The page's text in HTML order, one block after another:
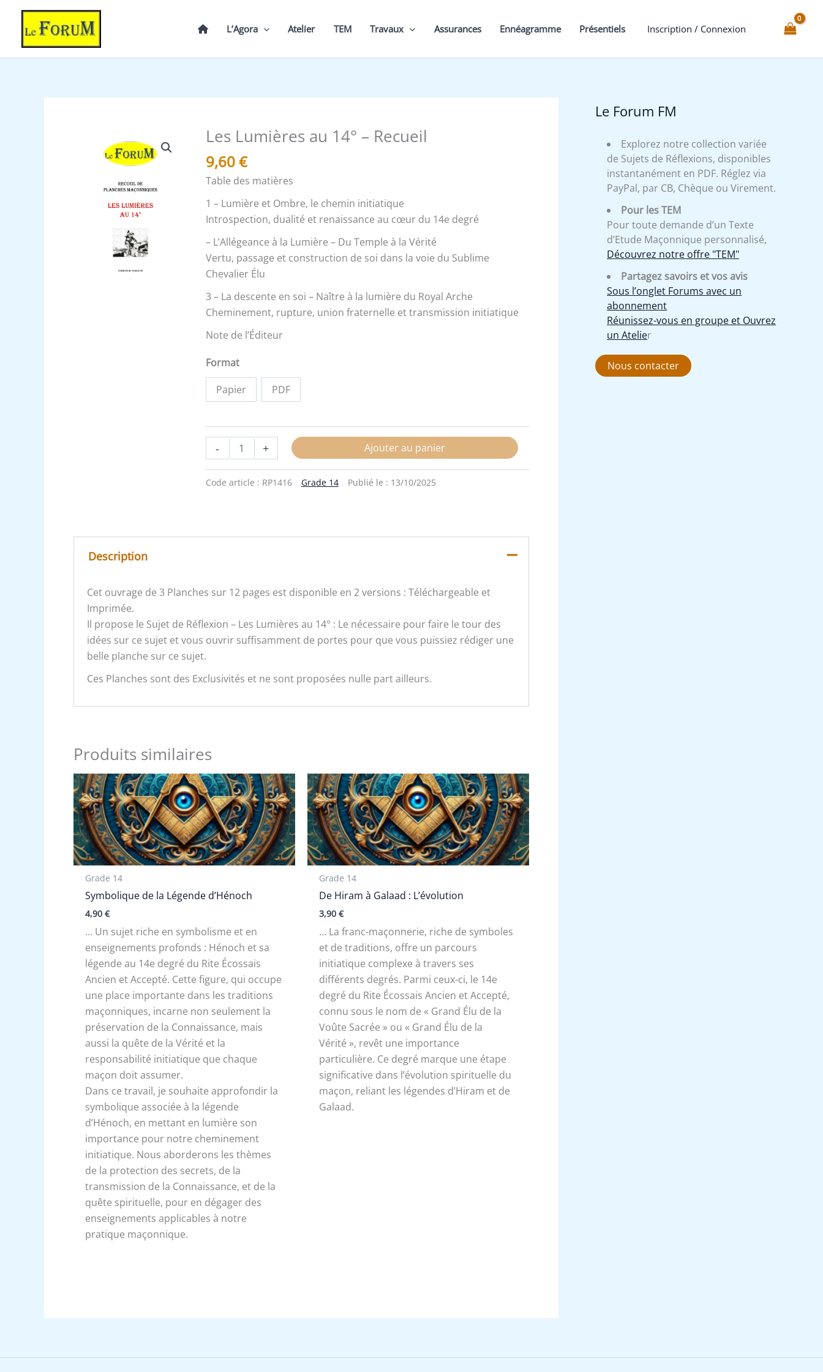
contenu
L’Agora Atelier TEM Travaux Assurances Ennéagramme Présentiels Inscription / Connexion
Les Lumières au 14° – Recueil
9,60€
Table des matières
1 – Lumière et Ombre, le chemin initiatique
Introspection, dualité et renaissance au cœur du 14e degré
– L’Allégeance à la Lumière – Du Temple à la Vérité
Vertu, passage et construction de soi dans la voie du Sublime
Chevalier Élu
3 – La descente en soi – Naître à la lumière du Royal Arche
Cheminement, rupture, union fraternelle et transmission initiatique
Note de l’Éditeur
Format
Papier PDF
-
quantité
Les
Lumières
au
14°
Recueil
+ Ajouter au panier
Code article : RP1416 Grade 14 Publié le : 13/10/2025
Description
Cet ouvrage de 3 Planches sur 12 pages est disponible en 2 versions : Téléchargeable et
Imprimée.
Il propose le Sujet de Réflexion – Les Lumières au 14° : Le nécessaire pour faire le tour des
idées sur ce sujet et vous ouvrir suffisamment de portes pour que vous puissiez rédiger une
belle planche sur ce sujet.
Ces Planches sont des Exclusivités et ne sont proposées nulle part ailleurs.
Produits similaires
Grade 14
Symbolique de la Légende d’Hénoch
4,90€
… Un sujet riche en symbolisme et en
enseignements profonds : Hénoch et sa
légende au 14e degré du Rite Écossais
Ancien et Accepté. Cette figure, qui occupe
une place importante dans les traditions
maçonniques, incarne non seulement la
préservation de la Connaissance, mais
aussi la quête de la Vérité et la
responsabilité initiatique que chaque
maçon doit assumer.
Dans ce travail, je souhaite approfondir la
symbolique associée à la légende
d’Hénoch, en mettant en lumière son
importance pour notre cheminement
initiatique. Nous aborderons les thèmes
de la protection des secrets, de la
transmission de la Connaissance, et de la
quête spirituelle, pour en dégager des
enseignements applicables à notre
pratique maçonnique.
Grade 14
De Hiram à Galaad : L’évolution
3,90€
… La franc-maçonnerie, riche de symboles
et de traditions, offre un parcours
initiatique complexe à travers ses
différents degrés. Parmi ceux-ci, le 14e
degré du Rite Écossais Ancien et Accepté,
connu sous le nom de « Grand Élu de la
Voûte Sacrée » ou « Grand Élu de la
Vérité », revêt une importance
particulière. Ce degré marque une étape
significative dans l’évolution spirituelle du
maçon, reliant les légendes d’Hiram et de
Galaad.
Le Forum FM
Explorez notre collection variée
de Sujets de Réflexions, disponibles
instantanément en PDF. Réglez via
PayPal, par CB, Chèque ou Virement.
Pour les TEM
Pour toute demande d’un Texte
d’Etude Maçonnique personnalisé,
Découvrez notre offre "TEM"
Partagez savoirs et vos avis
Sous l’onglet Forums avec un
abonnement
Réunissez-vous en groupe et Ouvrez
un Atelier
Nous contacter